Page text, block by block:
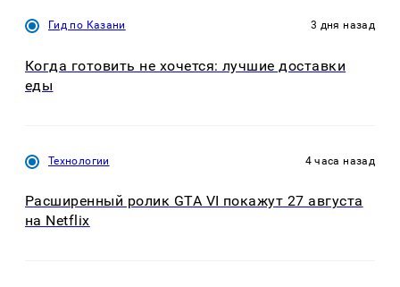
Гид по Казани 3 дня назад
Когда готовить не хочется: лучшие доставки
еды
Технологии 4 часа назад
Расширенный ролик GTA VI покажут 27 августа
на Netflix